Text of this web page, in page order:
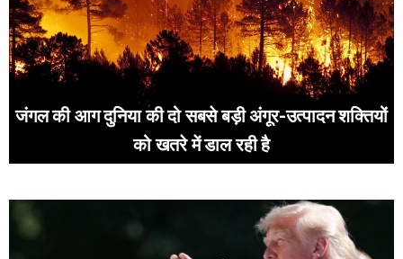
जंगल की आग दुनिया की दो सबसे बड़ी अंगूर-उत्पादन शक्तियों
को खतरे में डाल रही है